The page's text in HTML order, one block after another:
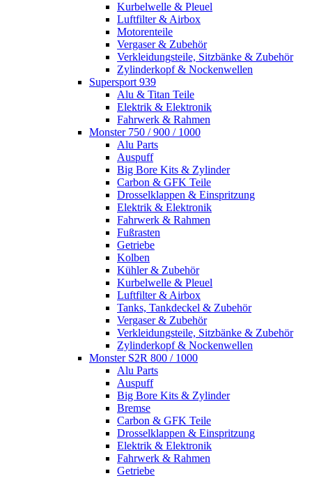
Kurbelwelle & Pleuel
Luftfilter & Airbox
Motorenteile
Vergaser & Zubehör
Verkleidungsteile, Sitzbänke & Zubehör
Zylinderkopf & Nockenwellen
Supersport 939
Alu & Titan Teile
Elektrik & Elektronik
Fahrwerk & Rahmen
Monster 750 / 900 / 1000
Alu Parts
Auspuff
Big Bore Kits & Zylinder
Carbon & GFK Teile
Drosselklappen & Einspritzung
Elektrik & Elektronik
Fahrwerk & Rahmen
Fußrasten
Getriebe
Kolben
Kühler & Zubehör
Kurbelwelle & Pleuel
Luftfilter & Airbox
Tanks, Tankdeckel & Zubehör
Vergaser & Zubehör
Verkleidungsteile, Sitzbänke & Zubehör
Zylinderkopf & Nockenwellen
Monster S2R 800 / 1000
Alu Parts
Auspuff
Big Bore Kits & Zylinder
Bremse
Carbon & GFK Teile
Drosselklappen & Einspritzung
Elektrik & Elektronik
Fahrwerk & Rahmen
Getriebe